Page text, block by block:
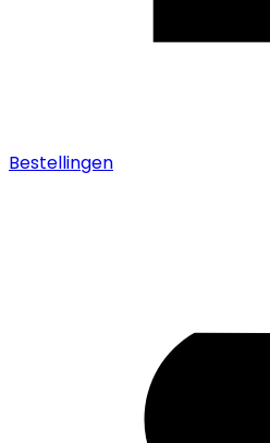
Bestellingen